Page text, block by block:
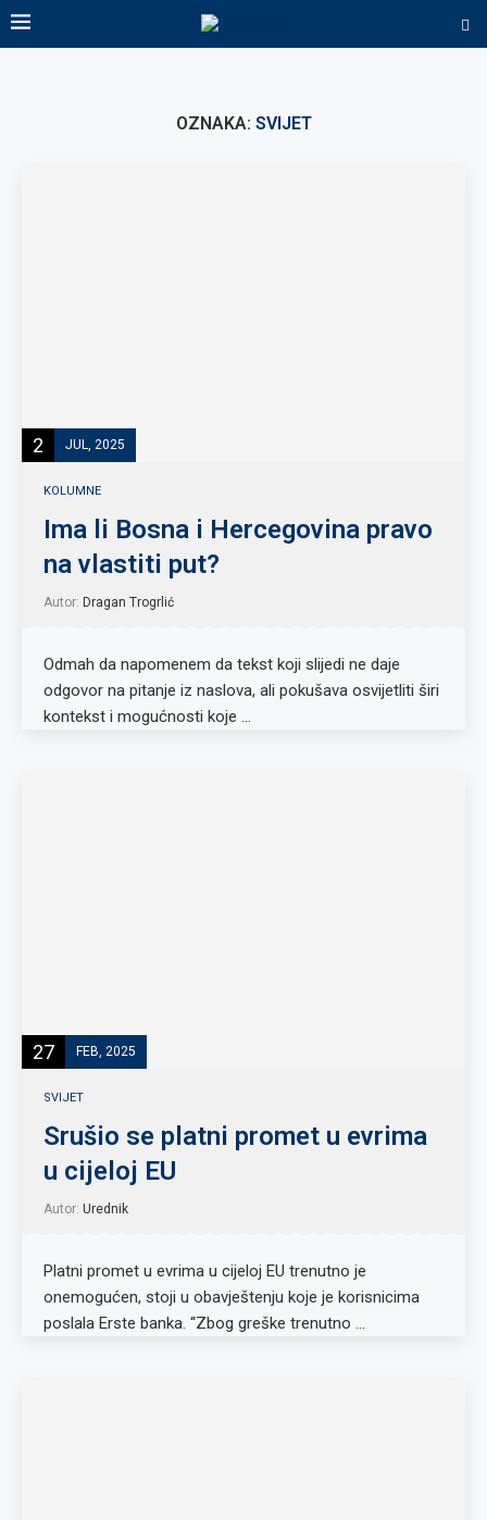
OZNAKA: SVIJET
2 JUL, 2025
KOLUMNE
Ima li Bosna i Hercegovina pravo
na vlastiti put?
Autor: Dragan Trogrlić
Odmah da napomenem da tekst koji slijedi ne daje
odgovor na pitanje iz naslova, ali pokušava osvijetliti širi
kontekst i mogućnosti koje …
27 FEB, 2025
SVIJET
Srušio se platni promet u evrima
u cijeloj EU
Autor: Urednik
Platni promet u evrima u cijeloj EU trenutno je
onemogućen, stoji u obavještenju koje je korisnicima
poslala Erste banka. “Zbog greške trenutno …